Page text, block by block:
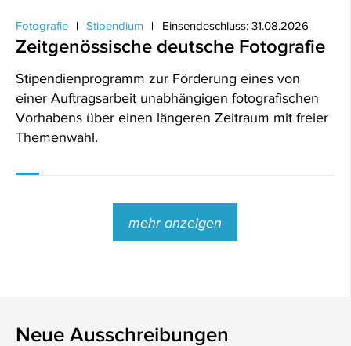
Fotografie Stipendium Einsendeschluss: 31.08.2026
Zeitgenössische deutsche Fotografie
Stipendienprogramm zur Förderung eines von
einer Auftragsarbeit unabhängigen fotografischen
Vorhabens über einen längeren Zeitraum mit freier
Themenwahl.
mehr anzeigen
Neue Ausschreibungen